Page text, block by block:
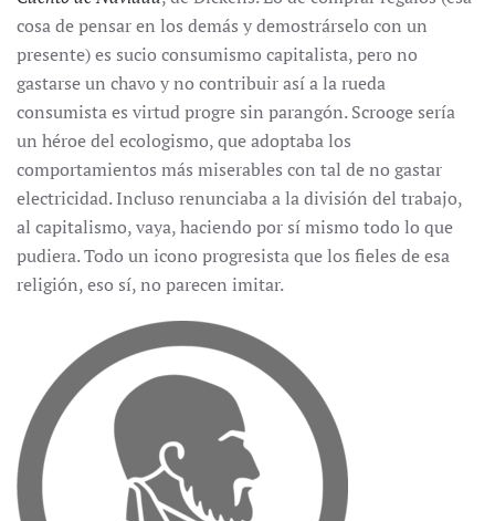
cosa de pensar en los demás y demostrárselo con un
presente) es sucio consumismo capitalista, pero no
gastarse un chavo y no contribuir así a la rueda
consumista es virtud progre sin parangón. Scrooge sería
un héroe del ecologismo, que adoptaba los
comportamientos más miserables con tal de no gastar
electricidad. Incluso renunciaba a la división del trabajo,
al capitalismo, vaya, haciendo por sí mismo todo lo que
pudiera. Todo un icono progresista que los fieles de esa
religión, eso sí, no parecen imitar.